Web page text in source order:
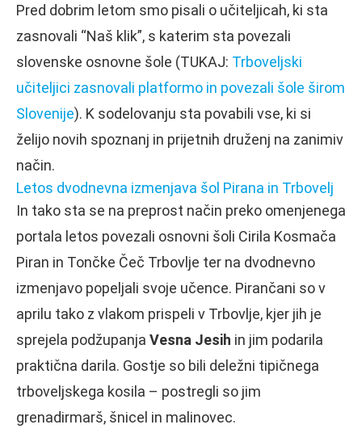
Pred dobrim letom smo pisali o učiteljicah, ki sta
zasnovali “Naš klik”, s katerim sta povezali
slovenske osnovne šole (TUKAJ: Trboveljski
učiteljici zasnovali platformo in povezali šole širom
Slovenije). K sodelovanju sta povabili vse, ki si
želijo novih spoznanj in prijetnih druženj na zanimiv
način.
Letos dvodnevna izmenjava šol Pirana in Trbovelj
In tako sta se na preprost način preko omenjenega
portala letos povezali osnovni šoli Cirila Kosmača
Piran in Tončke Čeč Trbovlje ter na dvodnevno
izmenjavo popeljali svoje učence. Pirančani so v
aprilu tako z vlakom prispeli v Trbovlje, kjer jih je
sprejela podžupanja Vesna Jesih in jim podarila
praktična darila. Gostje so bili deležni tipičnega
trboveljskega kosila – postregli so jim
grenadirmarš, šnicel in malinovec.